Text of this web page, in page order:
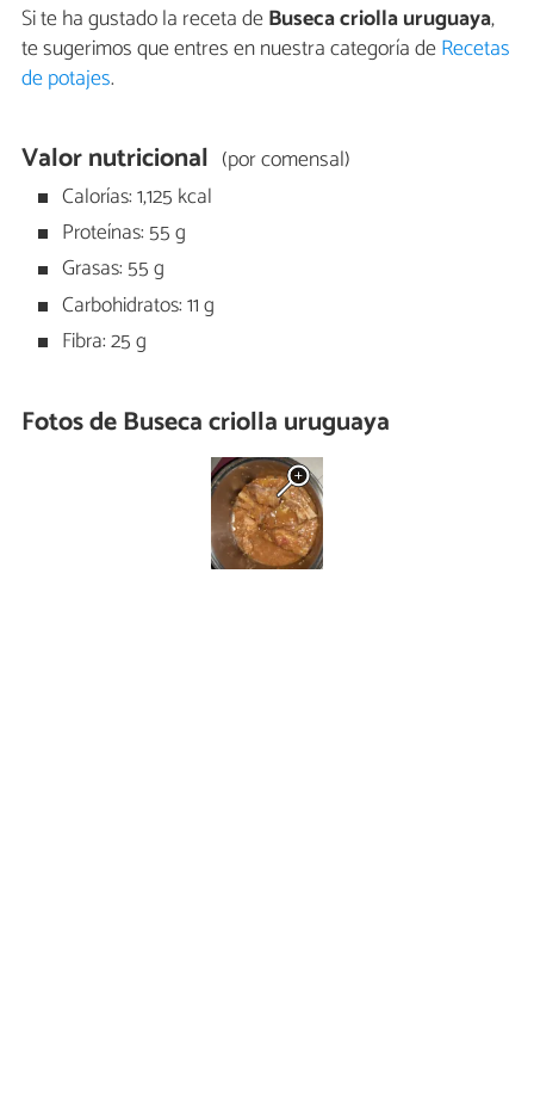
Si te ha gustado la receta deBuseca criolla uruguaya,
te sugerimos que entres en nuestra categoría deRecetas
de potajes.
Valor nutricional (por comensal)
Calorías: 1,125 kcal
Proteínas: 55 g
Grasas: 55 g
Carbohidratos: 11 g
Fibra: 25 g
Fotos de Buseca criolla uruguaya